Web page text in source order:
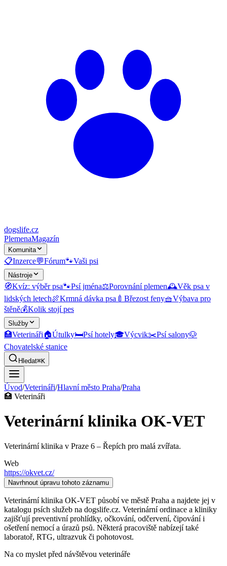
dogslife.cz
PlemenaMagazín
Komunita
📋Inzerce💬Fórum🐾Vaši psi
Nástroje
🧭Kvíz: výběr psa🐾Psí jména⚖️Porovnání plemen🕰️Věk psa v
lidských letech🍖Krmná dávka psa 🍼 Březost feny🧺Výbava pro
štěně💰Kolik stojí pes
Služby
🏥Veterináři🏠Útulky🛏️Psí hotely🎓Výcvik✂️Psí salony🐶
Chovatelské stanice
Hledat⌘K
Úvod/Veterináři/Hlavní město Praha/Praha
🏥 Veterináři
Veterinární klinika OK-VET
Veterinární klinika v Praze 6 – Řepích pro malá zvířata.
Web
https://okvet.cz/
Navrhnout úpravu tohoto záznamu
Veterinární klinika OK-VET působí ve městě Praha a najdete jej v
katalogu psích služeb na dogslife.cz. Veterinární ordinace a kliniky
zajišťují preventivní prohlídky, očkování, odčervení, čipování i
ošetření nemocí a úrazů psů. Některá pracoviště nabízejí také
laboratoř, RTG, ultrazvuk či pohotovost.
Na co myslet před návštěvou veterináře